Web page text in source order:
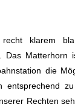
klarem
Das
die
entsprechend
Rechten